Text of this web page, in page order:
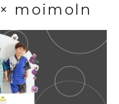
moimoln